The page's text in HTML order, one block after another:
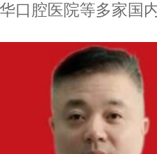
口腔医院等多家国